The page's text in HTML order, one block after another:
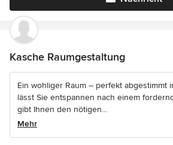
Kasche Raumgestaltung
Ein wohliger Raum – perfekt abgestimmt
lässt Sie entspannen nach einem
gibt Ihnen den nötigen...
Mehr